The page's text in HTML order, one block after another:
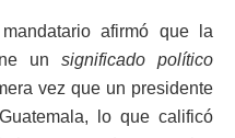
afirmó que la
unsignificado político
vez que un presidente
lo que calificó